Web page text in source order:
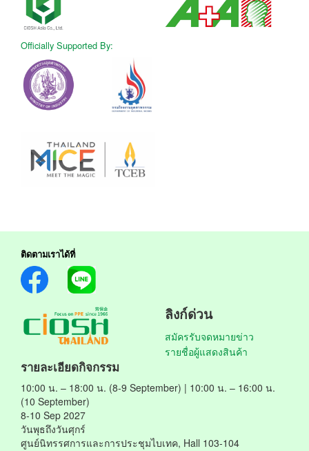
Officially Supported By:
ติดตามเราได้ที่
ลิงก์ด่วน
สมัครรับจดหมายข่าว
รายชื่อผู้แสดงสินค้า
รายละเอียดกิจกรรม
10:00 น. – 18:00 น. (8-9 September) | 10:00 น. – 16:00 น.
(10 September)
8-10 Sep 2027
วันพุธถึงวันศุกร์
ศูนย์นิทรรศการและการประชุมไบเทค, Hall 103-104